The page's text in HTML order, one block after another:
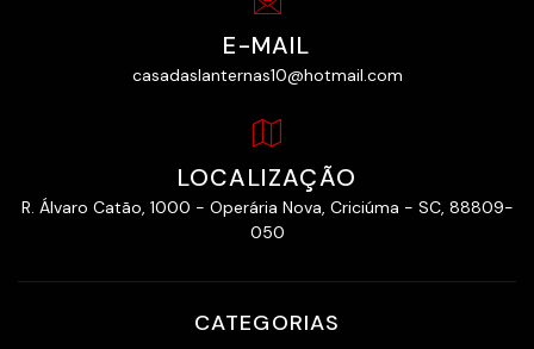
E-MAIL
casadaslanternas10@hotmail.com
LOCALIZAÇÃO
R. Álvaro Catão, 1000 - Operária Nova, Criciúma - SC, 88809-
050
CATEGORIAS